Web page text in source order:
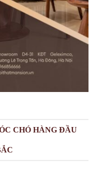
CHÓ HÀNG ĐẦU